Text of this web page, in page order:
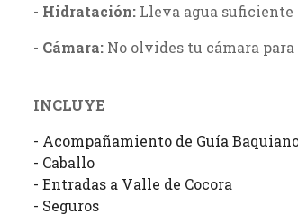
- Hidratación: Lleva agua
- Cámara: No olvides tu cámara
INCLUYE
- Acompañamiento de Guía
- Caballo
- Entradas a Valle de Cocora
- Seguros